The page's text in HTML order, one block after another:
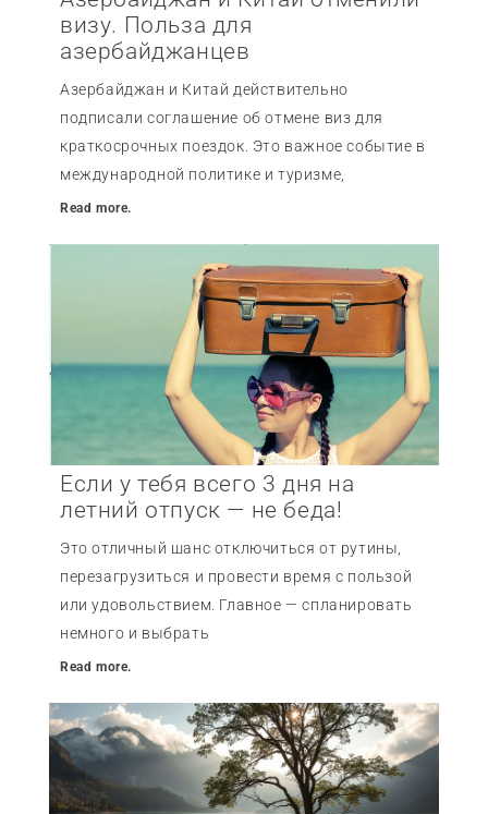
визу. Польза для
азербайджанцев
Азербайджан и Китай действительно
подписали соглашение об отмене виз для
краткосрочных поездок. Это важное событие в
международной политике и туризме,
Read more.
Если у тебя всего 3 дня на
летний отпуск — не беда!
Это отличный шанс отключиться от рутины,
перезагрузиться и провести время с пользой
или удовольствием. Главное — спланировать
немного и выбрать
Read more.